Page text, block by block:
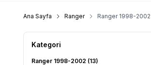
Ana Sayfa Ranger Ranger 1998-2002
Kategori
Ranger 1998-2002 (13)